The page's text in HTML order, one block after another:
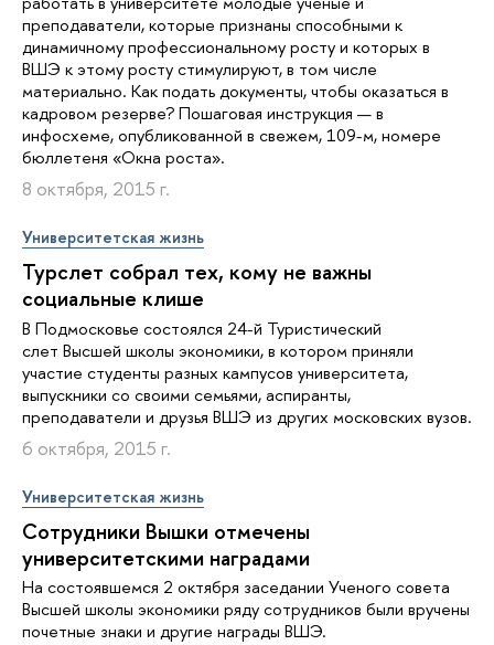
преподаватели, которые признаны способными к
динамичному профессиональному росту и которых в
ВШЭ к этому росту стимулируют, в том числе
материально. Как подать документы, чтобы оказаться в
кадровом резерве? Пошаговая инструкция — в
инфосхеме, опубликованной в свежем, 109-м, номере
бюллетеня «Окна роста».
8 октября, 2015 г.
Университетская жизнь
Турслет собрал тех, кому не важны
социальные клише
В Подмосковье состоялся 24-й Туристический
слет Высшей школы экономики, в котором приняли
участие студенты разных кампусов университета,
выпускники со своими семьями, аспиранты,
преподаватели и друзья ВШЭ из других московских вузов.
6 октября, 2015 г.
Университетская жизнь
Сотрудники Вышки отмечены
университетскими наградами
На состоявшемся 2 октября заседании Ученого совета
Высшей школы экономики ряду сотрудников были вручены
почетные знаки и другие награды ВШЭ.